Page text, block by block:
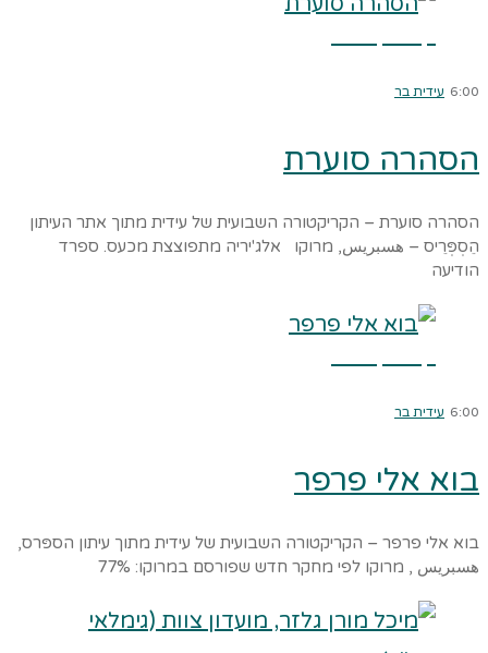
6:00 עידית בר
הסהרה סוערת
הסהרה סוערת – הקריקטורה השבועית של עידית מתוך אתר העיתון
הֵסְפְּרֵיס – هسبريس, מרוקו אלג'יריה מתפוצצת מכעס. ספרד
הודיעה
6:00 עידית בר
בוא אלי פרפר
בוא אלי פרפר – הקריקטורה השבועית של עידית מתוך עיתון הספּרס,
هسبريس , מרוקו לפי מחקר חדש שפורסם במרוקו: 77%